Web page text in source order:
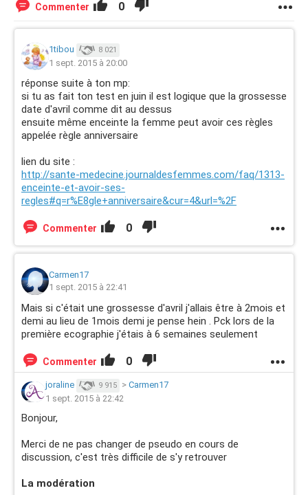
Commenter 0
1tibou 8 021
1 sept. 2015 à 20:00
réponse suite à ton mp:
si tu as fait ton test en juin il est logique que la grossesse
date d'avril comme dit au dessus
ensuite même enceinte la femme peut avoir ces règles
appelée règle anniversaire
lien du site :
http://sante-medecine.journaldesfemmes.com/faq/1313-
enceinte-et-avoir-ses-
regles#q=r%E8gle+anniversaire&cur=4&url=%2F
Commenter 0
Carmen17
1 sept. 2015 à 22:41
Mais si c'était une grossesse d'avril j'allais être à 2mois et
demi au lieu de 1mois demi je pense hein . Pck lors de la
première ecographie j'étais à 6 semaines seulement
Commenter 0
joraline 9 915 > Carmen17
1 sept. 2015 à 22:42
Bonjour,
Merci de ne pas changer de pseudo en cours de
discussion, c'est très difficile de s'y retrouver
La modération